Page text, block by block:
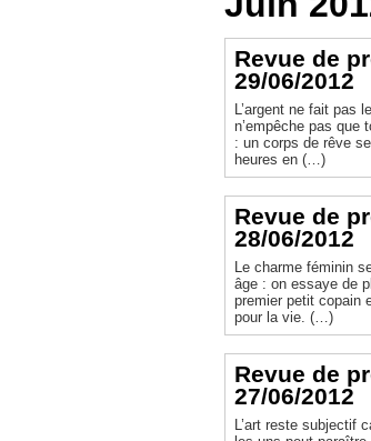
Revue de
29/06/2012
L’argent ne fait pas
n’empêche pas que
: un corps de rêve
heures en (…)
Revue de
28/06/2012
Le charme féminin
âge : on essaye de
premier petit copain
pour la vie. (…)
Revue de
27/06/2012
L’art reste subjectif